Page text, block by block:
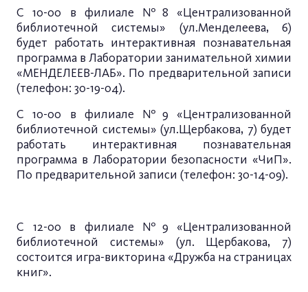
С 10-00 в филиале №8 «Централизованной
библиотечной системы» (ул.Менделеева, 6)
будет работать интерактивная познавательная
программа в Лаборатории занимательной химии
«МЕНДЕЛЕЕВ-ЛАБ». По предварительной записи
(телефон: 30-19-04).
С 10-00 в филиале №9 «Централизованной
библиотечной системы» (ул.Щербакова, 7) будет
работать интерактивная познавательная
программа в Лаборатории безопасности «ЧиП».
По предварительной записи (телефон: 30-14-09).
С 12-00 в филиале №9 «Централизованной
библиотечной системы» (ул. Щербакова, 7)
состоится игра-викторина «Дружба на страницах
книг».